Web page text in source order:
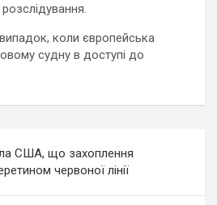
коли європейська
судну в доступі до
США, що захоплення
червоної лінії